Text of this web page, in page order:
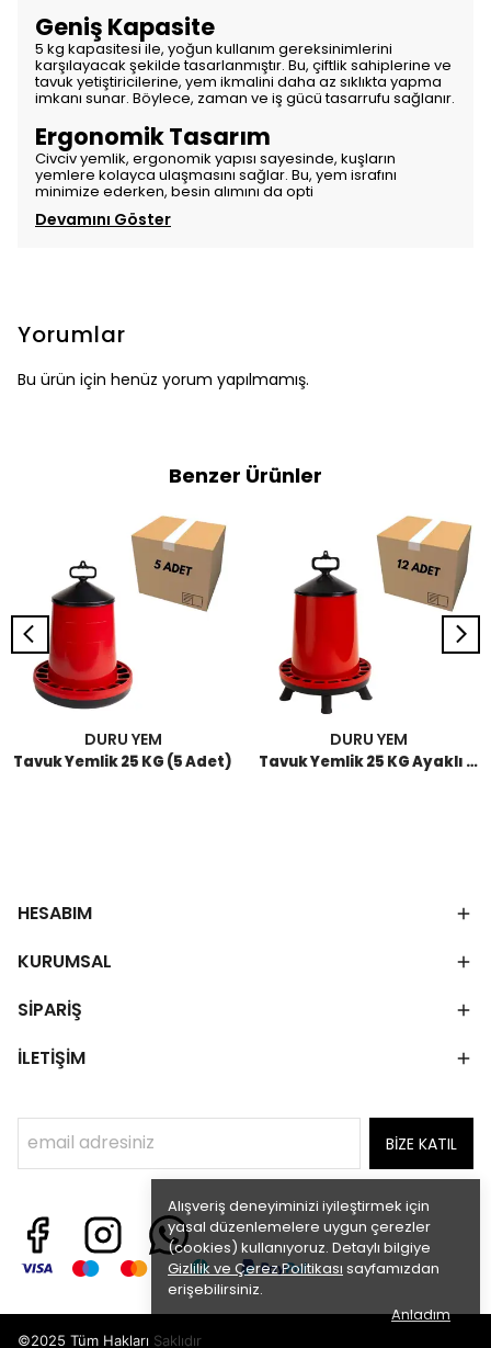
Alışveriş deneyiminizi iyileştirmek için
yasal düzenlemelere uygun çerezler
(cookies) kullanıyoruz. Detaylı bilgiye
Gizlilik ve Çerez Politikası sayfamızdan
erişebilirsiniz.
Anladım
Geniş Kapasite
5 kg kapasitesi ile, yoğun kullanım gereksinimlerini
karşılayacak şekilde tasarlanmıştır. Bu, çiftlik sahiplerine ve
tavuk yetiştiricilerine, yem ikmalini daha az sıklıkta yapma
imkanı sunar. Böylece, zaman ve iş gücü tasarrufu sağlanır.
Ergonomik Tasarım
Civciv yemlik, ergonomik yapısı sayesinde, kuşların
yemlere kolayca ulaşmasını sağlar. Bu, yem israfını
minimize ederken, besin alımını da opti
Devamını Göster
Yorumlar
Bu ürün için henüz yorum yapılmamış.
Benzer Ürünler
DURU YEM
Tavuk Yemlik 25 KG (5 Adet)
DURU YEM
Tavuk Yemlik 25 KG Ayaklı (12 Adet)
HESABIM
KURUMSAL
SİPARİŞ
İLETİŞİM
BİZE KATIL
©2025 Tüm Hakları Saklıdır